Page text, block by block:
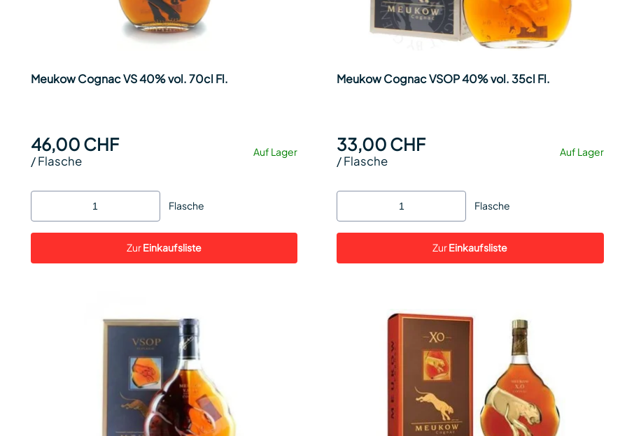
Meukow Cognac VS 40% vol. 70cl Fl.
Auf Lager
46,00 CHF
/Flasche
Flasche
ZurEinkaufsliste
Meukow Cognac VSOP 40% vol. 35cl Fl.
Auf Lager
33,00 CHF
/Flasche
Flasche
ZurEinkaufsliste